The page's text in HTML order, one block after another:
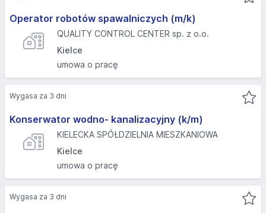
Operator robotów spawalniczych (m/k)
QUALITY CONTROL CENTER sp. z o.o.
Kielce
umowa o pracę
Konserwator wodno- kanalizacyjny (k/m)
KIELECKA SPÓŁDZIELNIA MIESZKANIOWA
Kielce
umowa o pracę
Wygasa za 3 dni
Wygasa za 3 dni